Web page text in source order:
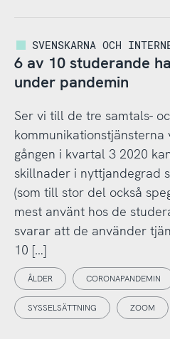
SVENSKARNA OCH
6 av 10 studerande
under pandemin
Ser vi till de tre samtals-
gången i kvartal 3 2020
skillnader i nyttjandegrad
(som till stor del också
mest använt hos de
svarar att de använder
10 […]
ÅLDER CORONAPANDEMIN
SYSSELSÄTTNING ZOOM